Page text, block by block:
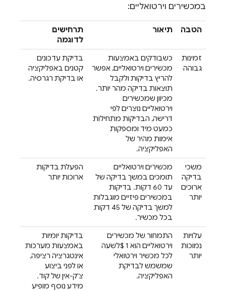
במכשירים וירטואליים:
הטבה תיאור
תרחישים
לדוגמה
זמינות
גבוהה
כשבודקים באמצעות
מכשירים וירטואליים, אפשר
להריץ בדיקות ולקבל
תוצאות בדיקה מהר יותר.
מכיוון שמכשירים
וירטואליים נוצרים לפי
דרישה, הבדיקות מתחילות
כמעט מיד ומספקות
אימות מהיר של
האפליקציה.
בדיקת עדכונים
קטנים באפליקציה
או בדיקת רגרסיה.
משכי
בדיקה
ארוכים
יותר
מכשירים וירטואליים
תומכים במשך בדיקה של
עד 60 דקות. בדיקות
במכשירים פיזיים מוגבלות
למשך בדיקה של 45 דקות
בכל מכשיר.
הפעלת בדיקות
ארוכות יותר
עלויות
נמוכות
יותר
התמחור של מכשירים
וירטואליים הוא 1 $לשעה
לכל מכשיר וירטואלי
שמשמש לבדיקת
האפליקציה.
בדיקות יומיות
באמצעות מערכות
אינטגרציה רציפה,
או לפני ביצוע
צ'ק-אין של קוד.
מידע נוסף מופיע